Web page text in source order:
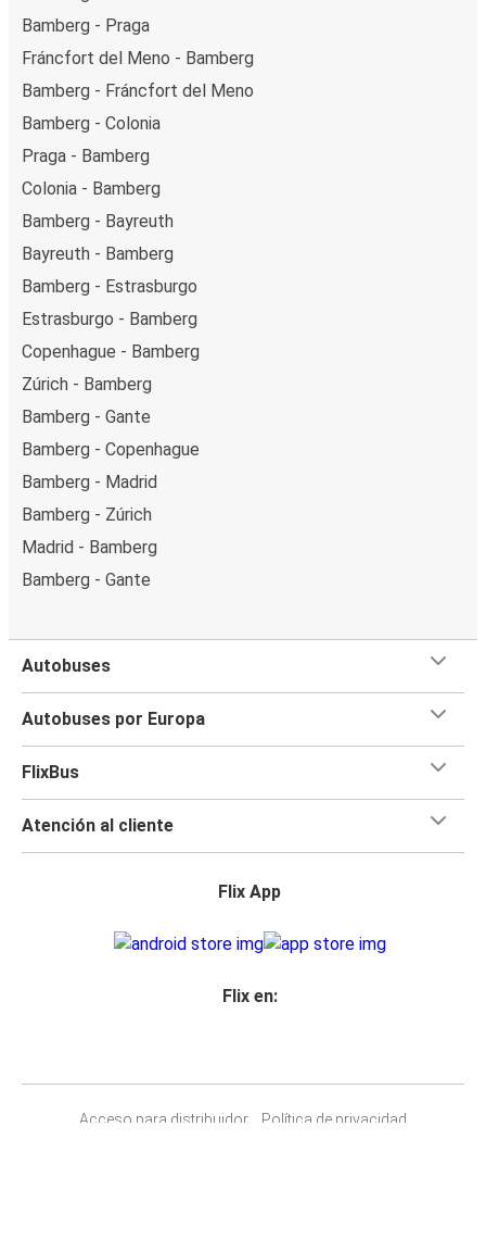
Bamberg - Praga
Fráncfort del Meno - Bamberg
Bamberg - Fráncfort del Meno
Bamberg - Colonia
Praga - Bamberg
Colonia - Bamberg
Bamberg - Bayreuth
Bayreuth - Bamberg
Bamberg - Estrasburgo
Estrasburgo - Bamberg
Copenhague - Bamberg
Zúrich - Bamberg
Bamberg - Gante
Bamberg - Copenhague
Bamberg - Madrid
Bamberg - Zúrich
Madrid - Bamberg
Bamberg - Gante
Autobuses
Autobuses por Europa
FlixBus
Atención al cliente
Flix App
Flix en:
Acceso para distribuidor
Política de privacidad